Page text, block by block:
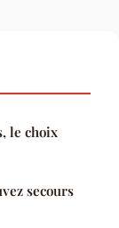
le choix
secours